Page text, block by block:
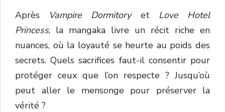
Après Vampire Dormitoryet Love Hotel
Princess, la mangaka livre un récit riche en
nuances, où la loyauté se heurte au poids des
secrets. Quels sacrifices faut-il consentir pour
protéger ceux que l’on respecte ? Jusqu’où
peut aller le mensonge pour préserver la
vérité ?